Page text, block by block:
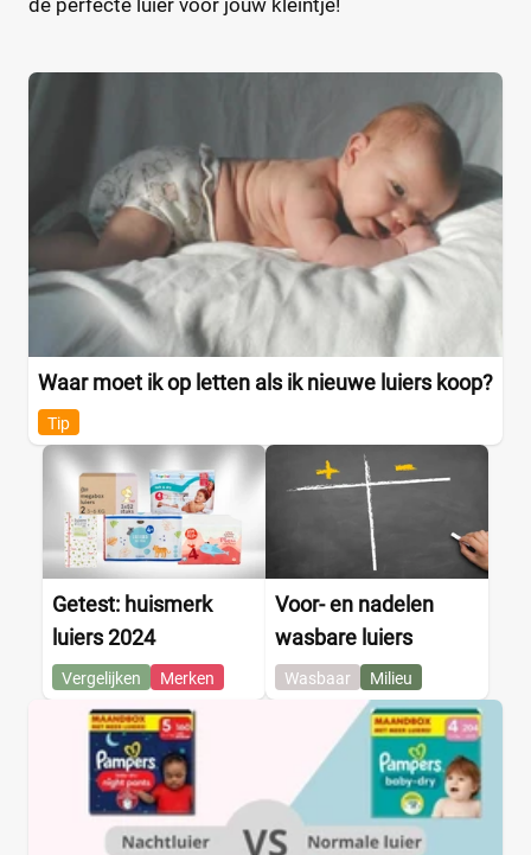
de perfecte luier voor jouw kleintje!
Waar moet ik op letten als ik nieuwe luiers koop?
Tip
Getest: huismerk
luiers 2024
Vergelijken Merken
Voor- en nadelen
wasbare luiers
Wasbaar Milieu